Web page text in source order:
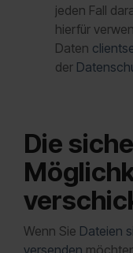
jeden Fall
hierfür
Daten
der
Die
Wenn Sie Dateien
versenden